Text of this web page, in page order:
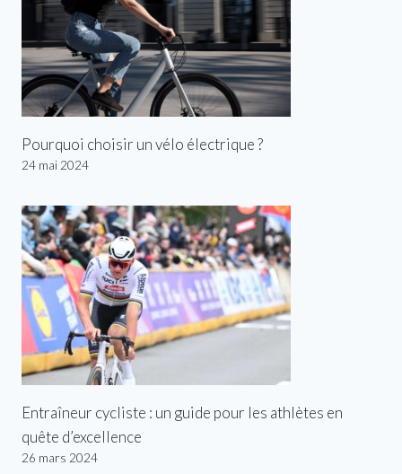
Pourquoi choisir un vélo électrique ?
24 mai 2024
Entraîneur cycliste : un guide pour les athlètes en
quête d’excellence
26 mars 2024